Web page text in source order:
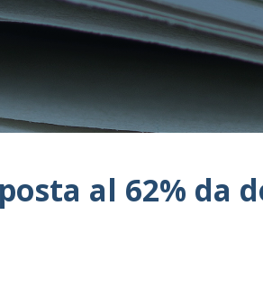
al 62% da